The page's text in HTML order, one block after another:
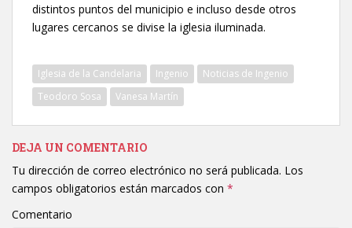
distintos puntos del municipio e incluso desde otros
lugares cercanos se divise la iglesia iluminada.
Iglesia de la Candelaria Ingenio
Noticias de Ingenio
Teodoro Sosa
Vanesa Martín
DEJA UN COMENTARIO
Tu dirección de correo electrónico no será publicada. Los
campos obligatorios están marcados con *
Comentario